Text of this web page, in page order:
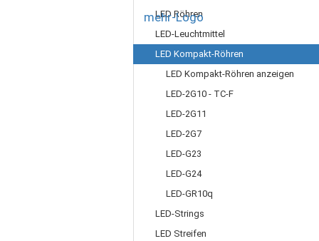
LED Röhren
LED-Leuchtmittel
LED Kompakt-Röhren
LED Kompakt-Röhren anzeigen
LED-2G10 - TC-F
LED-2G11
LED-2G7
LED-G23
LED-G24
LED-GR10q
LED-Strings
LED Streifen